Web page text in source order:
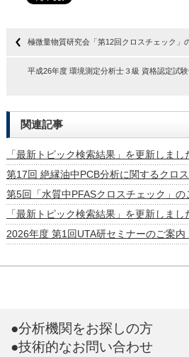
極微量物質研究会「第12回クロスチェック」
平成26年度 環境測定分析士３級 資格認定試
関連記事
「最新トピック検索結果」を更新しまし
第17回 絶縁油中PCB分析に関するクロ
第5回「水質中PFASクロスチェック」の
「最新トピック検索結果」を更新しまし
2026年度 第1回UTA研セミナーのご案
●分析機関をお探しの方
●技術的なお問い合わせ